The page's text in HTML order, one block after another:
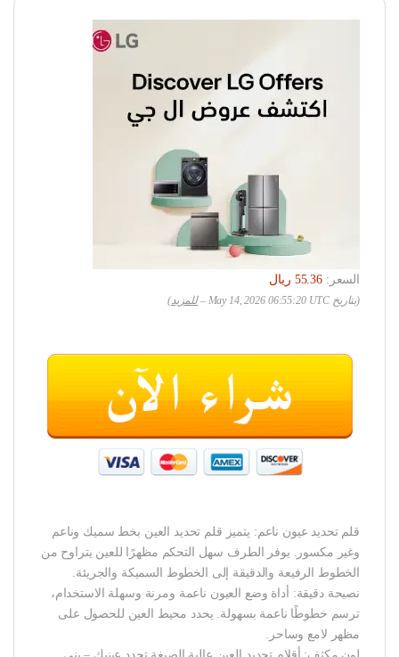
السعر:
‏55.36 ريال
(بتاريخ May 14, 2026 06:55:20 UTC – للمزيد)
قلم تحديد عيون ناعم: يتميز قلم تحديد العين بخط سميك وناعم
وغير مكسور. يوفر الطرف سهل التحكم مظهرًا للعين يتراوح من
الخطوط الرفيعة والدقيقة إلى الخطوط السميكة والجريئة.
نصيحة دقيقة: أداة وضع العيون ناعمة ومرنة وسهلة الاستخدام،
ترسم خطوطًا ناعمة بسهولة. يحدد محيط العين للحصول على
مظهر لامع وساحر.